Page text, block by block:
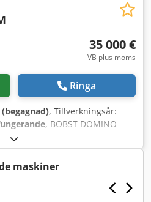
35 000 €
VB plus moms
Ringa
, Tillverkningsår:
, BOBST DOMINO
tillverkad 1977, konstruerad
och mikrokorrugerade
för närvarande i
underhåll och är i
Den är lämplig för kartonger av
maskiner